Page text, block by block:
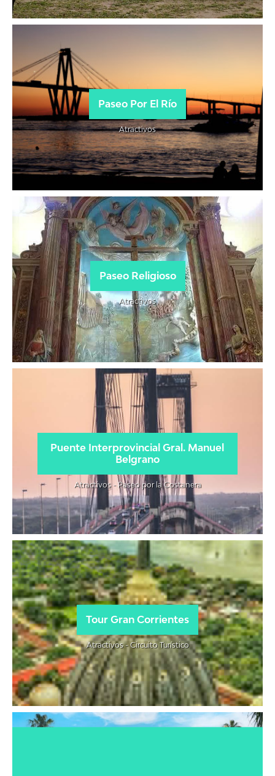
Paseo Por El Río
Atractivos
Paseo Religioso
Atractivos
Puente Interprovincial Gral. Manuel
Belgrano
Atractivos - Paseo por la Costanera
Tour Gran Corrientes
Atractivos - Circuito Turístico